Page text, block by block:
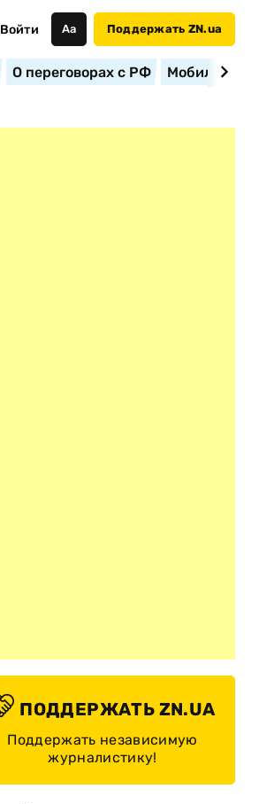
Войти Аа Поддержать ZN.ua
О переговорах с РФ
ПОДДЕРЖАТЬ ZN.UA
Поддержать независимую
журналистику!